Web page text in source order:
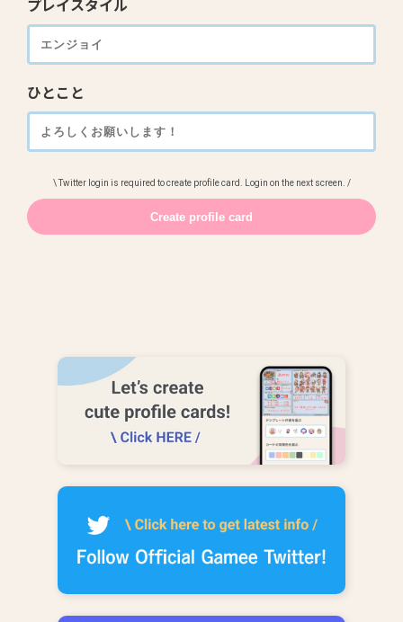
プレイスタイル
ひとこと
\ Twitter login is required to create profile card. Login on the next screen. /